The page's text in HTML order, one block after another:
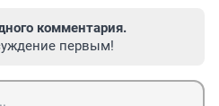
комментария.
первым!